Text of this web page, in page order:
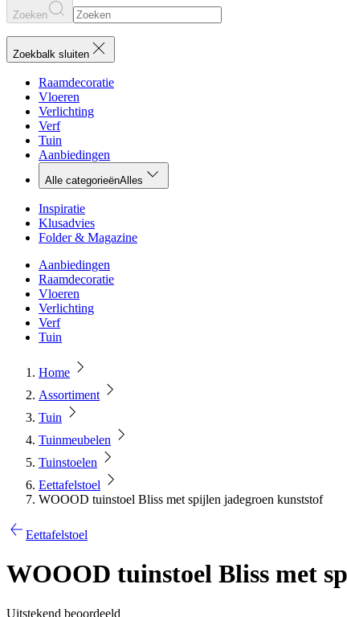
Zoeken
Zoekbalk sluiten
Raamdecoratie
Vloeren
Verlichting
Verf
Tuin
Aanbiedingen
Alle categorieënAlles
Inspiratie
Klusadvies
Folder & Magazine
Aanbiedingen
Raamdecoratie
Vloeren
Verlichting
Verf
Tuin
Home
Assortiment
Tuin
Tuinmeubelen
Tuinstoelen
Eettafelstoel
WOOOD tuinstoel Bliss met spijlen jadegroen kunststof
Eettafelstoel
WOOOD tuinstoel Bliss met
Uitstekend beoordeeld